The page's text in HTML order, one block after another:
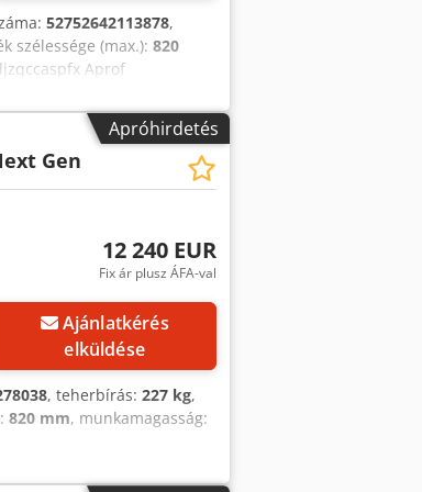
52752642113878,
szélessége (max.): 820
Aprof
Apróhirdetés
Gen
12 240 EUR
Fix ár plusz ÁFA-val
Ajánlatkérés
elküldése
, teherbírás: 227 kg,
820 mm, munkamagasság: